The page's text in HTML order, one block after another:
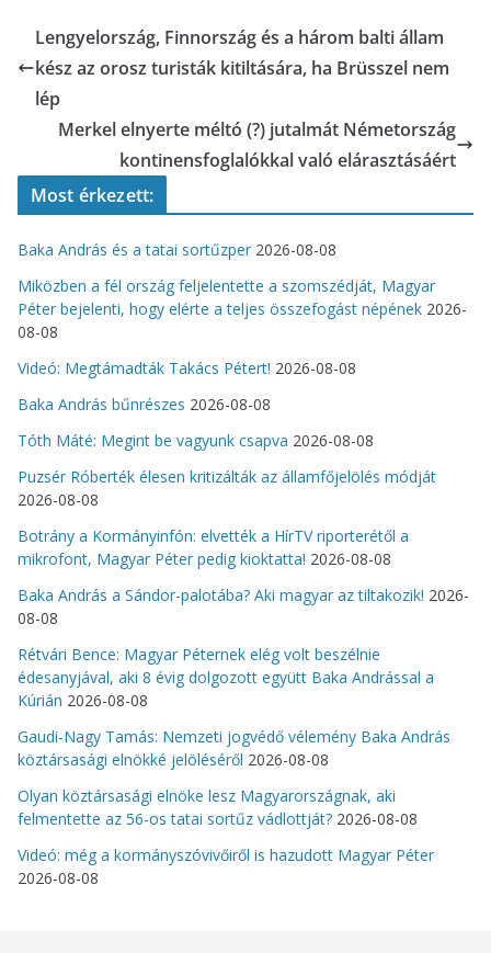
Lengyelország, Finnország és a három balti állam
kész az orosz turisták kitiltására, ha Brüsszel nem
lép
Merkel elnyerte méltó (?) jutalmát Németország
kontinensfoglalókkal való elárasztásáért
Most érkezett:
Baka András és a tatai sortűzper 2026-08-08
Miközben a fél ország feljelentette a szomszédját, Magyar
Péter bejelenti, hogy elérte a teljes összefogást népének 2026-
08-08
Videó: Megtámadták Takács Pétert! 2026-08-08
Baka András bűnrészes 2026-08-08
Tóth Máté: Megint be vagyunk csapva 2026-08-08
Puzsér Róberték élesen kritizálták az államfőjelölés módját
2026-08-08
Botrány a Kormányinfón: elvették a HírTV riporterétől a
mikrofont, Magyar Péter pedig kioktatta! 2026-08-08
Baka András a Sándor-palotába? Aki magyar az tiltakozik! 2026-
08-08
Rétvári Bence: Magyar Péternek elég volt beszélnie
édesanyjával, aki 8 évig dolgozott együtt Baka Andrással a
Kúrián 2026-08-08
Gaudi-Nagy Tamás: Nemzeti jogvédő vélemény Baka András
köztársasági elnökké jelöléséről 2026-08-08
Olyan köztársasági elnöke lesz Magyarországnak, aki
felmentette az 56-os tatai sortűz vádlottját? 2026-08-08
Videó: még a kormányszóvivőiről is hazudott Magyar Péter
2026-08-08